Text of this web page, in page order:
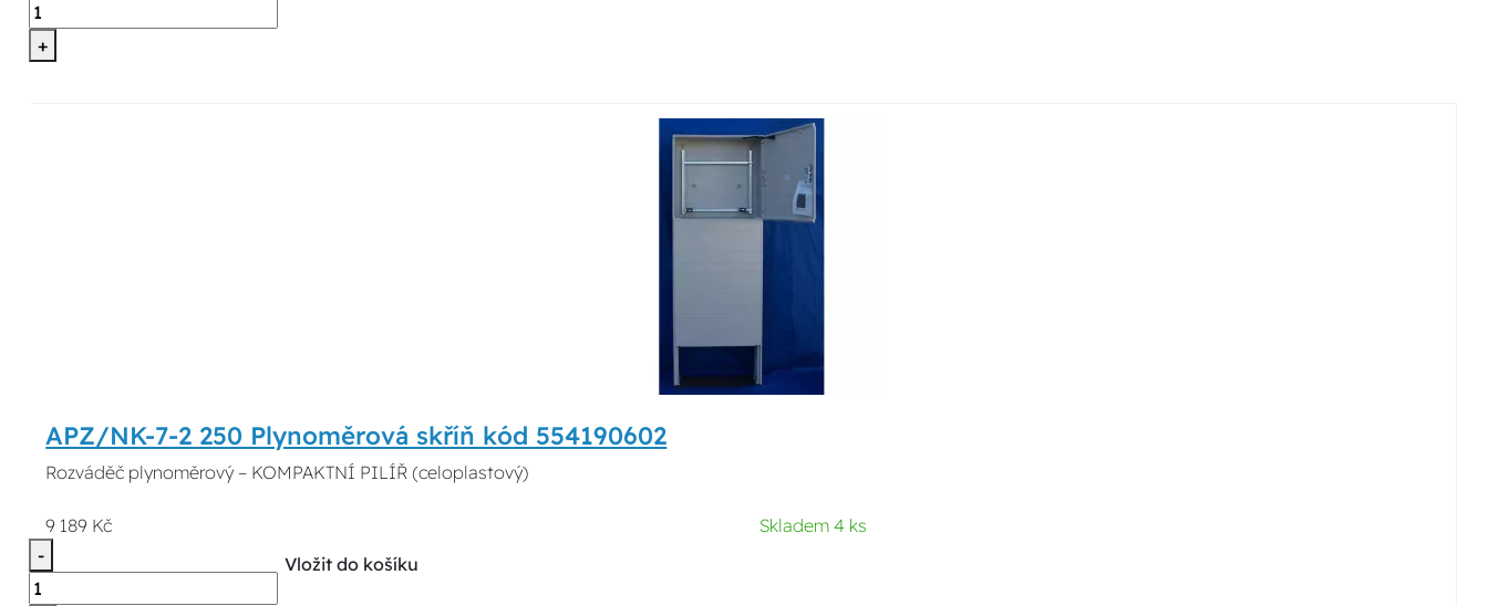
+
APZ/NK-7-2 250 Plynoměrová skříň kód 554190602
Rozváděč plynoměrový – KOMPAKTNÍ PILÍŘ (celoplastový)
9 189 Kč
Skladem 4 ks
-
Vložit do košíku